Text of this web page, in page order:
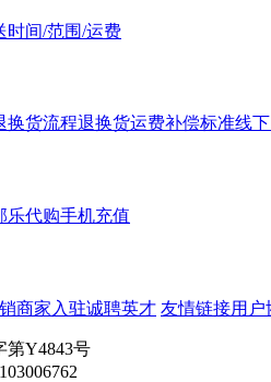
时间/范围/运费
换货流程退换货运费补偿标准线
乐代购手机充值
商家入驻诚聘英才 友情链接用户
第Y4843号